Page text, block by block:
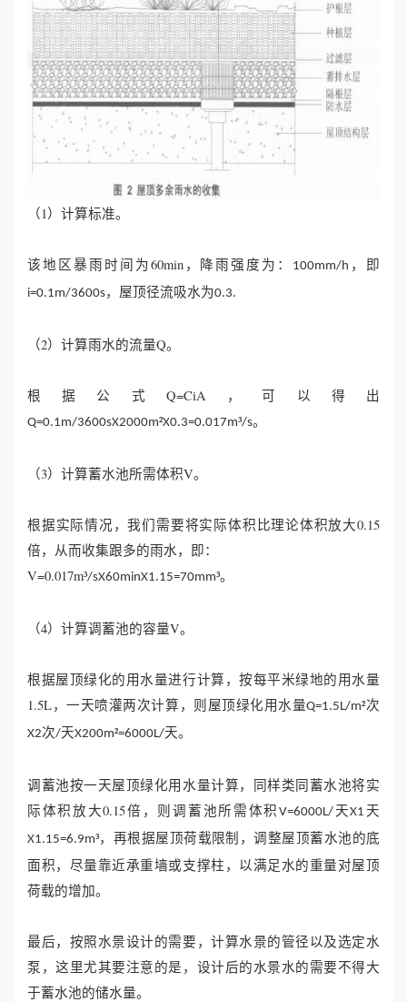
（1）计算标准。
该地区暴雨时间为60min，降雨强度为： 100mm/h ，即
i=0.1m/3600s，屋顶径流吸水为0.3.
（2）计算雨水的流量Q。
根据公式Q=CiA，可以得出
Q=0.1m/3600sX2000m²X0.3=0.017m³/s。
（3）计算蓄水池所需体积V。
根据实际情况，我们需要将实际体积比理论体积放大0.15
倍，从而收集跟多的雨水，即：
V=0.017m³/sX60minX1.15=70mm³。
（4）计算调蓄池的容量V。
根据屋顶绿化的用水量进行计算，按每平米绿地的用水量
1.5L，一天喷灌两次计算，则屋顶绿化用水量Q=1.5L/m²次
X2次/天X200m²=6000L/天。
调蓄池按一天屋顶绿化用水量计算，同样类同蓄水池将实
际体积放大0.15倍，则调蓄池所需体积 V=6000L/天X1 天
X1.15=6.9m³，再根据屋顶荷载限制，调整屋顶蓄水池的底
面积，尽量靠近承重墙或支撑柱，以满足水的重量对屋顶
荷载的增加。
最后，按照水景设计的需要，计算水景的管径以及选定水
泵，这里尤其要注意的是，设计后的水景水的需要不得大
于蓄水池的储水量。